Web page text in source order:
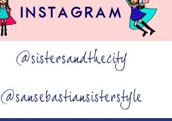
@sistersandthecity
@sansebastiansisterstyle